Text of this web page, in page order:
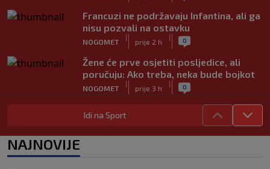
Francuzi ne podržavaju Infantina, ali ga
nisu pozvali na ostavku
NOGOMET
|
prije 2 h
| 0
Žene će prve osjetiti posljedice, ali
poručuju: Ako treba, neka bude bojkot
NOGOMET
|
prije 3 h
| 0
Zvanično: Samed Baždar ima novi klub,
zadužio broj sa velikom "težinom"
NOGOMET prije 5 h
Idi na Sport
NAJNOVIJE